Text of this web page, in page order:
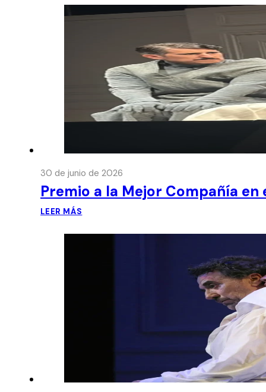
30 de junio de 2026
Premio a la Mejor Compañía en
LEER MÁS